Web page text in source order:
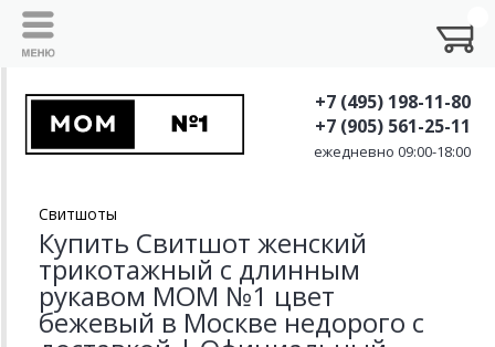
+7 (495) 198-11-80
+7 (905) 561-25-11
ежедневно 09:00-18:00
Свитшоты
Купить Свитшот женский
трикотажный с длинным
рукавом MOM №1 цвет
бежевый в Москве недорого с